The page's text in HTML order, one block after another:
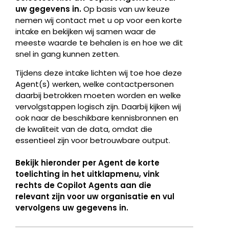
uw gegevens in.Op basis van uw keuze
nemen wij contact met u op voor een korte
intake en bekijken wij samen waar de
meeste waarde te behalen is en hoe we dit
snel in gang kunnen zetten.
Tijdens deze intake lichten wij toe hoe deze
Agent(s) werken, welke contactpersonen
daarbij betrokken moeten worden en welke
vervolgstappen logisch zijn. Daarbij kijken wij
ook naar de beschikbare kennisbronnen en
de kwaliteit van de data, omdat die
essentieel zijn voor betrouwbare output.
Bekijk hieronder per Agent de korte
toelichting in het uitklapmenu, vink
rechts de Copilot Agents aan die
relevant zijn voor uw organisatie en vul
vervolgens uw gegevens in.